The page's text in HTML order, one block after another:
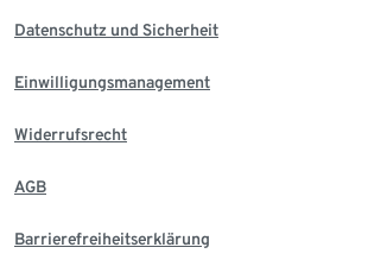
Datenschutz und Sicherheit
Einwilligungsmanagement
Widerrufsrecht
AGB
Barrierefreiheitserklärung